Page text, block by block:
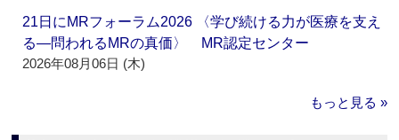
21日にMRフォーラム2026 〈学び続ける力が医療を支え
る―問われるMRの真価〉 MR認定センター
2026年08月06日 (木)
もっと見る »